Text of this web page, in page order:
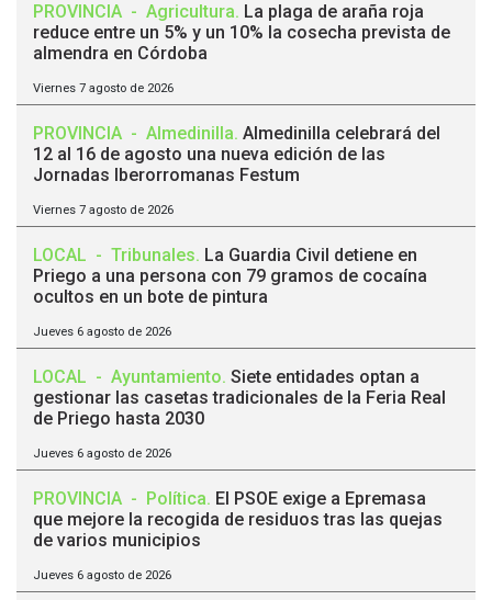
PROVINCIA - Agricultura. La plaga de araña roja
reduce entre un 5% y un 10% la cosecha prevista de
almendra en Córdoba
Viernes 7 agosto de 2026
PROVINCIA - Almedinilla. Almedinilla celebrará del
12 al 16 de agosto una nueva edición de las
Jornadas Iberorromanas Festum
Viernes 7 agosto de 2026
LOCAL - Tribunales. La Guardia Civil detiene en
Priego a una persona con 79 gramos de cocaína
ocultos en un bote de pintura
Jueves 6 agosto de 2026
LOCAL - Ayuntamiento. Siete entidades optan a
gestionar las casetas tradicionales de la Feria Real
de Priego hasta 2030
Jueves 6 agosto de 2026
PROVINCIA - Política. El PSOE exige a Epremasa
que mejore la recogida de residuos tras las quejas
de varios municipios
Jueves 6 agosto de 2026